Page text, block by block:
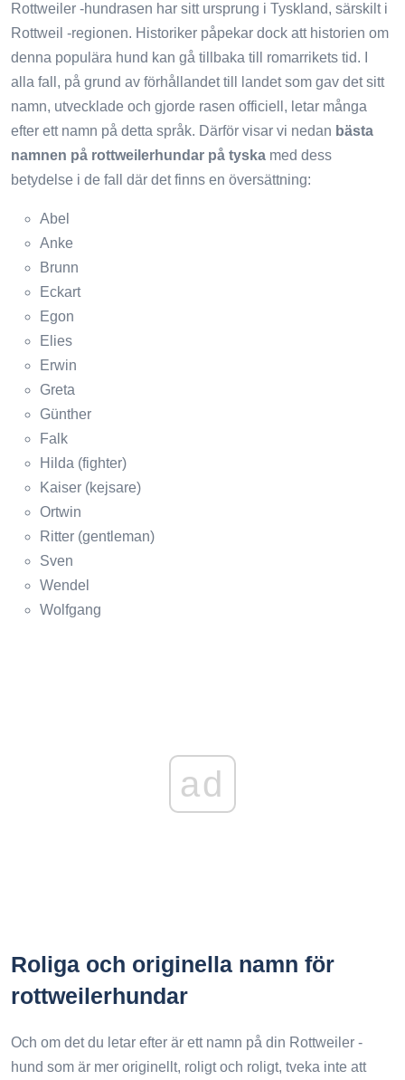
Rottweiler -hundrasen har sitt ursprung i Tyskland, särskilt i
Rottweil -regionen. Historiker påpekar dock att historien om
denna populära hund kan gå tillbaka till romarrikets tid. I
alla fall, på grund av förhållandet till landet som gav det sitt
namn, utvecklade och gjorde rasen officiell, letar många
efter ett namn på detta språk. Därför visar vi nedan bästa
namnen på rottweilerhundar på tyska med dess
betydelse i de fall där det finns en översättning:
Abel
Anke
Brunn
Eckart
Egon
Elies
Erwin
Greta
Günther
Falk
Hilda (fighter)
Kaiser (kejsare)
Ortwin
Ritter (gentleman)
Sven
Wendel
Wolfgang
ad
Roliga och originella namn för
rottweilerhundar
Och om det du letar efter är ett namn på din Rottweiler -
hund som är mer originellt, roligt och roligt, tveka inte att